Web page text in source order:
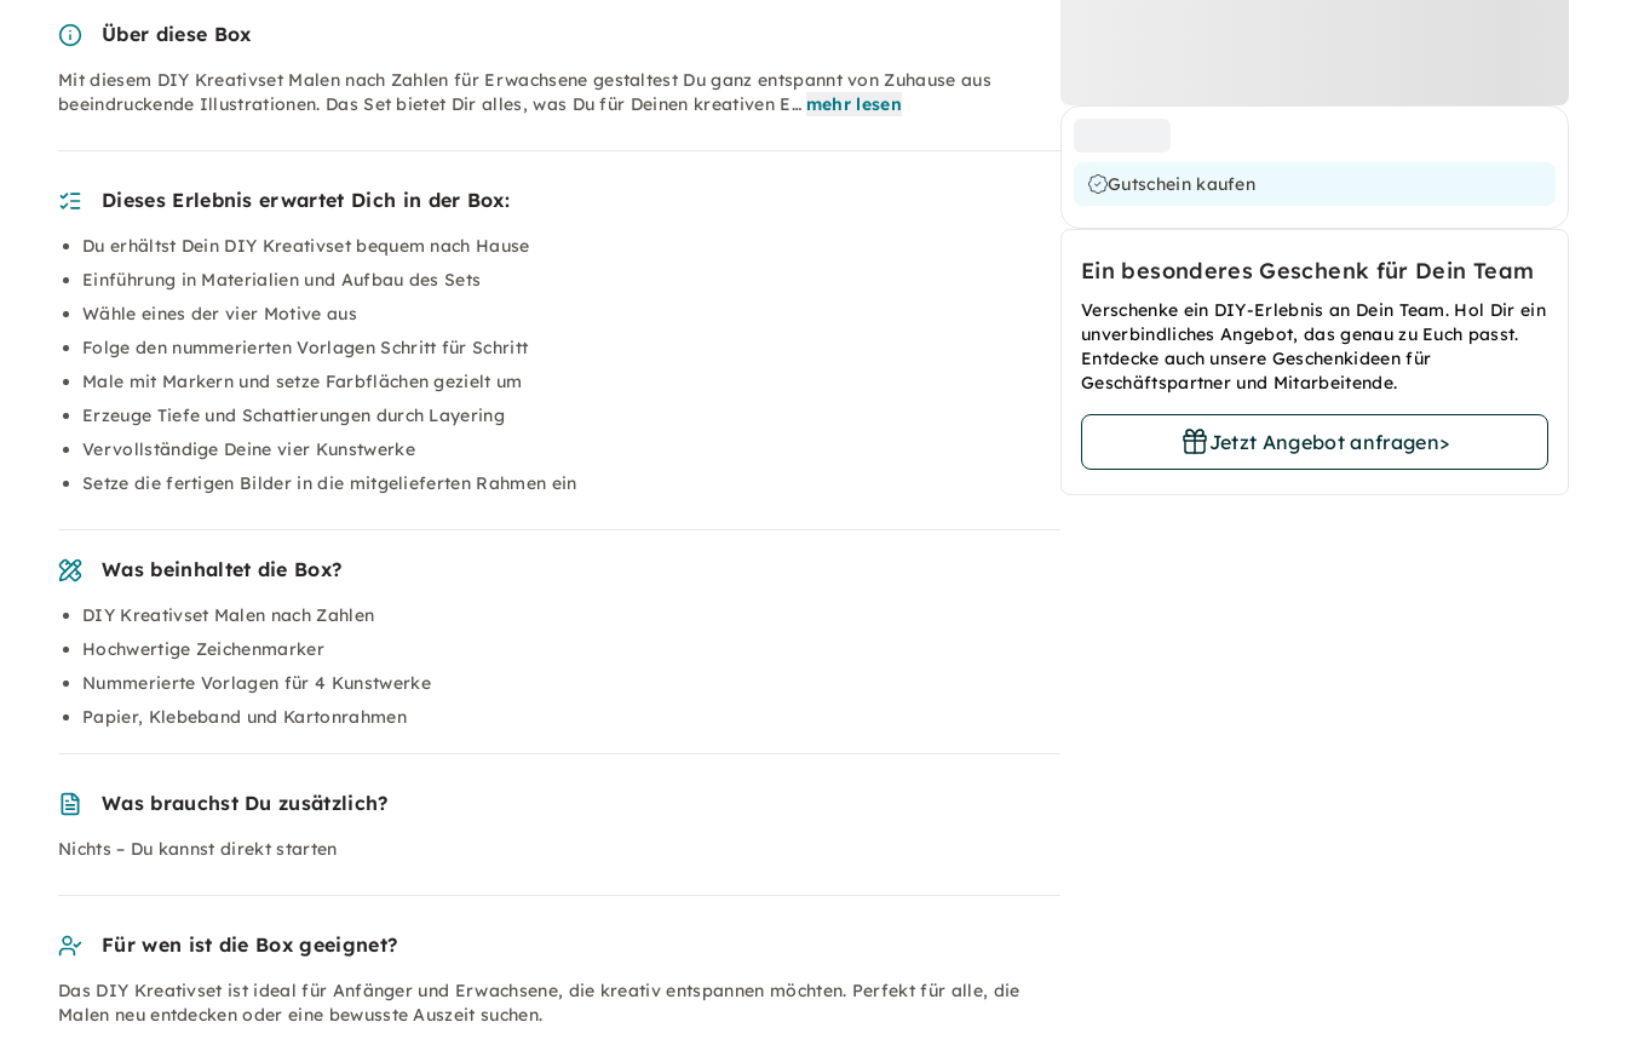
Gutschein kaufen
Ein besonderes Geschenk für Dein Team
Verschenke ein DIY-Erlebnis an Dein Team. Hol Dir ein
unverbindliches Angebot, das genau zu Euch passt.
Entdecke auch unsere Geschenkideen für
Geschäftspartner und Mitarbeitende.
Jetzt Angebot anfragen>
Über diese Box
Mit diesem DIY Kreativset Malen nach Zahlen für Erwachsene gestaltest Du ganz entspannt von Zuhause aus
beeindruckende Illustrationen. Das Set bietet Dir alles, was Du für Deinen kreativen E… mehr lesen
Dieses Erlebnis erwartet Dich in der Box:
Du erhältst Dein DIY Kreativset bequem nach Hause
Einführung in Materialien und Aufbau des Sets
Wähle eines der vier Motive aus
Folge den nummerierten Vorlagen Schritt für Schritt
Male mit Markern und setze Farbflächen gezielt um
Erzeuge Tiefe und Schattierungen durch Layering
Vervollständige Deine vier Kunstwerke
Setze die fertigen Bilder in die mitgelieferten Rahmen ein
Was beinhaltet die Box?
DIY Kreativset Malen nach Zahlen
Hochwertige Zeichenmarker
Nummerierte Vorlagen für 4 Kunstwerke
Papier, Klebeband und Kartonrahmen
Was brauchst Du zusätzlich?
Nichts – Du kannst direkt starten
Für wen ist die Box geeignet?
Das DIY Kreativset ist ideal für Anfänger und Erwachsene, die kreativ entspannen möchten. Perfekt für alle, die
Malen neu entdecken oder eine bewusste Auszeit suchen.